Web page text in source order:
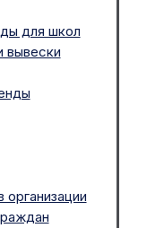
для школ
вывески
организации